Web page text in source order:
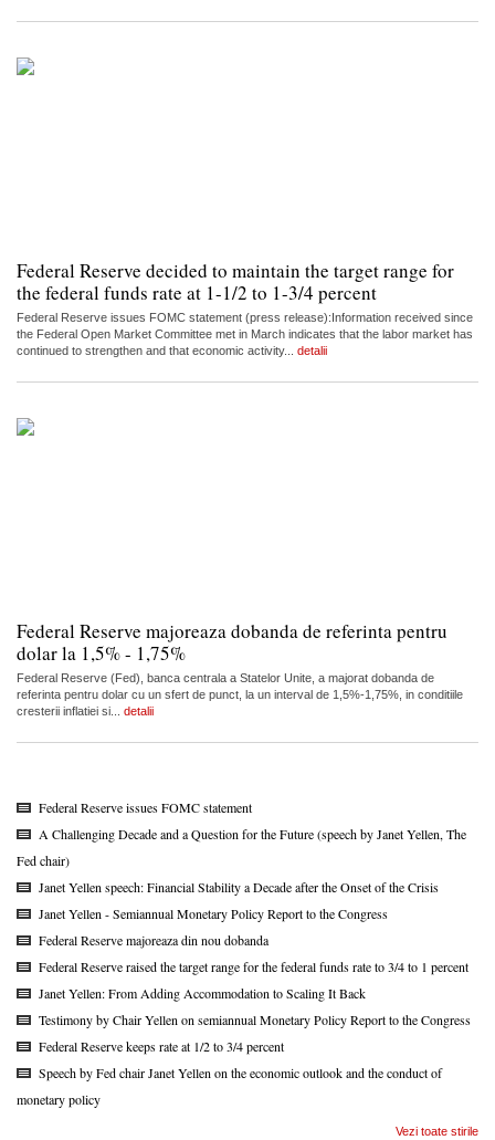
Federal Reserve decided to maintain the target range for
the federal funds rate at 1-1/2 to 1-3/4 percent
Federal Reserve issues FOMC statement (press release):Information received since
the Federal Open Market Committee met in March indicates that the labor market has
continued to strengthen and that economic activity... detalii
Federal Reserve majoreaza dobanda de referinta pentru
dolar la 1,5% - 1,75%
Federal Reserve (Fed), banca centrala a Statelor Unite, a majorat dobanda de
referinta pentru dolar cu un sfert de punct, la un interval de 1,5%-1,75%, in conditiile
cresterii inflatiei si... detalii
Federal Reserve issues FOMC statement
A Challenging Decade and a Question for the Future (speech by Janet Yellen, The
Fed chair)
Janet Yellen speech: Financial Stability a Decade after the Onset of the Crisis
Janet Yellen - Semiannual Monetary Policy Report to the Congress
Federal Reserve majoreaza din nou dobanda
Federal Reserve raised the target range for the federal funds rate to 3/4 to 1 percent
Janet Yellen: From Adding Accommodation to Scaling It Back
Testimony by Chair Yellen on semiannual Monetary Policy Report to the Congress
Federal Reserve keeps rate at 1/2 to 3/4 percent
Speech by Fed chair Janet Yellen on the economic outlook and the conduct of
monetary policy
Vezi toate stirile